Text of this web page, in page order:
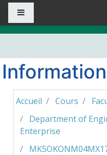
Passer au contenu principal
Accueil Cours
Department of
Enterprise